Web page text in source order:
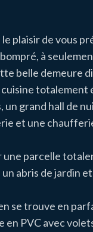
le plaisir de vous
à
belle demeure
totalement
un grand hall de
et une
une parcelle
abris de jardin
se trouve en
en PVC avec